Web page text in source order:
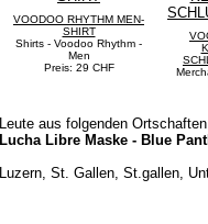
VOODOO RHYTHM MEN-
SHIRT
Shirts - Voodoo Rhythm -
Men
Preis: 29 CHF
Leute aus folgenden
Lucha Libre Maske - Blue
Luzern, St. Gallen, St.gallen,